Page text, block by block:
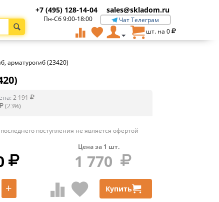
+7 (495) 128-14-04 sales@skladom.ru
Пн-Сб 9:00-18:00
Чат Телеграм
шт. на 0
арматурогиб (23420)
2 191
(23%)
поступления не является офертой
Цена за 1 шт.
1 770
+ Купить